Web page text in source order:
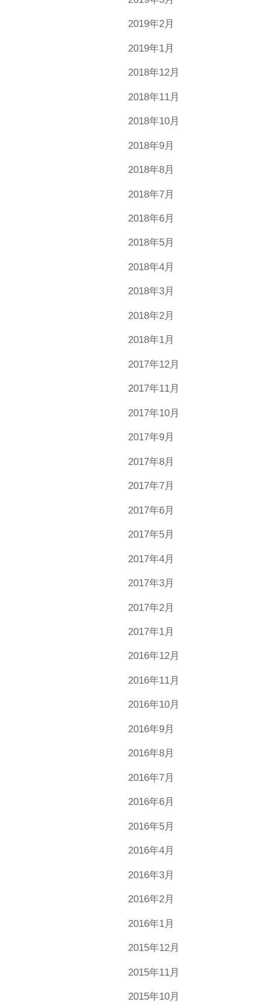
2019年2月
2019年1月
2018年12月
2018年11月
2018年10月
2018年9月
2018年8月
2018年7月
2018年6月
2018年5月
2018年4月
2018年3月
2018年2月
2018年1月
2017年12月
2017年11月
2017年10月
2017年9月
2017年8月
2017年7月
2017年6月
2017年5月
2017年4月
2017年3月
2017年2月
2017年1月
2016年12月
2016年11月
2016年10月
2016年9月
2016年8月
2016年7月
2016年6月
2016年5月
2016年4月
2016年3月
2016年2月
2016年1月
2015年12月
2015年11月
2015年10月